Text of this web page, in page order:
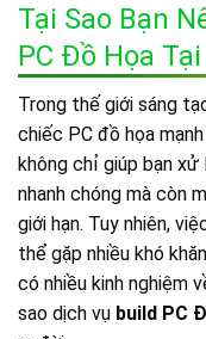
Tại Sao Bạn
PC Đồ Họa
Trong thế giới sáng
chiếc PC đồ họa
không chỉ giúp bạn
nhanh chóng mà còn
giới hạn. Tuy nhiên,
thể gặp nhiều khó
có nhiều kinh nghiệm
sao dịch vụ build PC